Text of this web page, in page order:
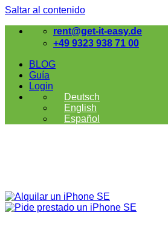
Saltar al contenido
rent@get-it-easy.de
+49 9323 938 71 00
BLOG
Guía
Login
Deutsch
English
Español